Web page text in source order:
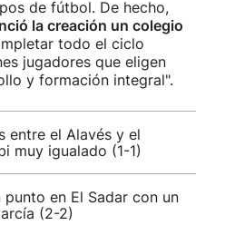
de fútbol. De hecho,
la creación un colegio
todo el ciclo
jugadores que eligen
y formación integral".
entre el Alavés y el
muy igualado (1-1)
punto en El Sadar con un
(2-2)